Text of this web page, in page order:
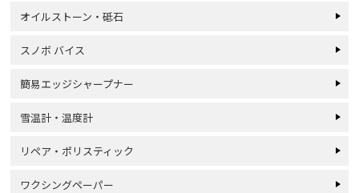
オイルストーン・砥石
スノボ バイス
簡易エッジシャープナー
雪温計・温度計
リペア・ポリスティック
ワクシングペーパー